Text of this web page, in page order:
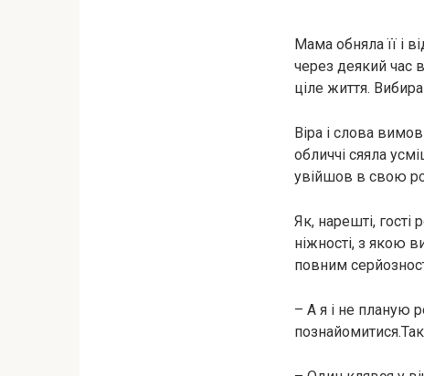
Мама обняла її і
через деякий час
ціле життя.
Віра і слова
обличчі сяяла
увійшов в свою
Як, нарешті, гості
ніжності, з якою
повним
– А я і не планую